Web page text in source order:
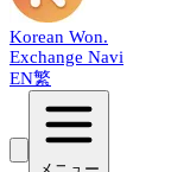
Korean Won.
Exchange Navi
EN繁